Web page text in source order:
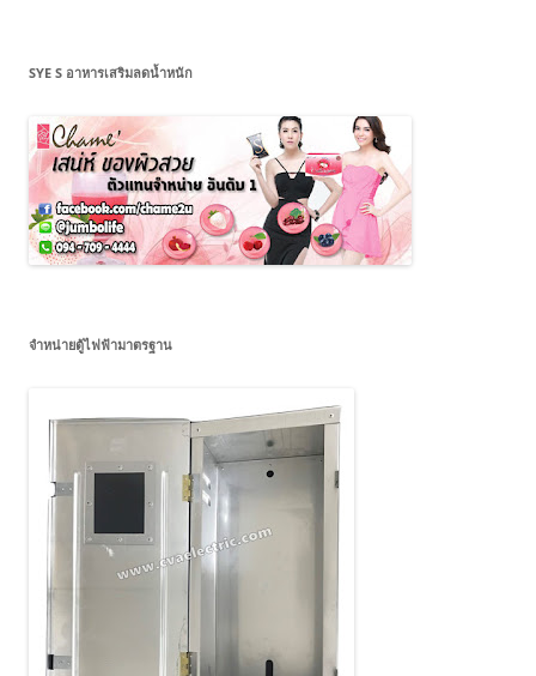
SYE S อาหารเสริมลดน้ำหนัก
จำหน่ายตู้ไฟฟ้ามาตรฐาน